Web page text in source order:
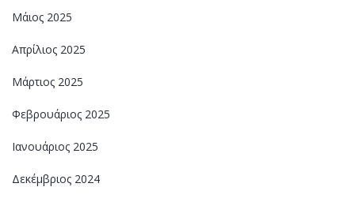
Μάιος 2025
Απρίλιος 2025
Μάρτιος 2025
Φεβρουάριος 2025
Ιανουάριος 2025
Δεκέμβριος 2024